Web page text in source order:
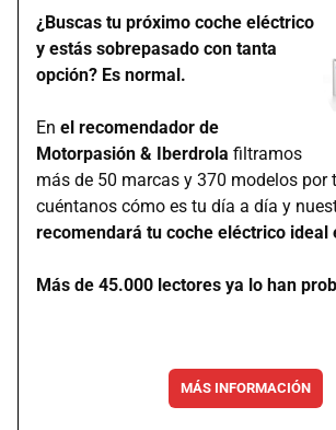
¿Buscas tu próximo coche eléctrico
y estás sobrepasado con tanta
opción? Es normal.
En el recomendador de
Motorpasión & Iberdrola filtramos
más de 50 marcas y 370 modelos por
cuéntanos cómo es tu día a día y
recomendará tu coche eléctrico ideal
Más de 45.000 lectores ya lo han
MÁS INFORMACIÓN